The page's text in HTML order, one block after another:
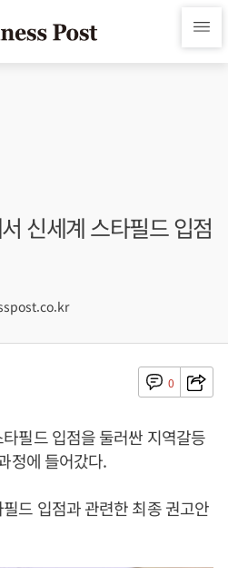
신세계 스타필드 입점
0
필드 입점을 둘러싼 지역갈등
정에 들어갔다.
드 입점과 관련한 최종 권고안